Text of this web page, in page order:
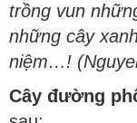
trồng vun
những cây
niệm…!
Cây đường